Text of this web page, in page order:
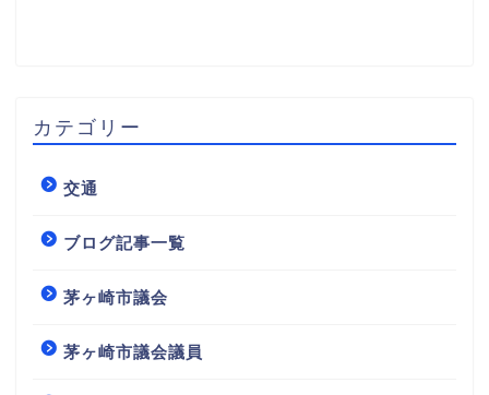
カテゴリー
交通
ブログ記事一覧
茅ヶ崎市議会
茅ヶ崎市議会議員